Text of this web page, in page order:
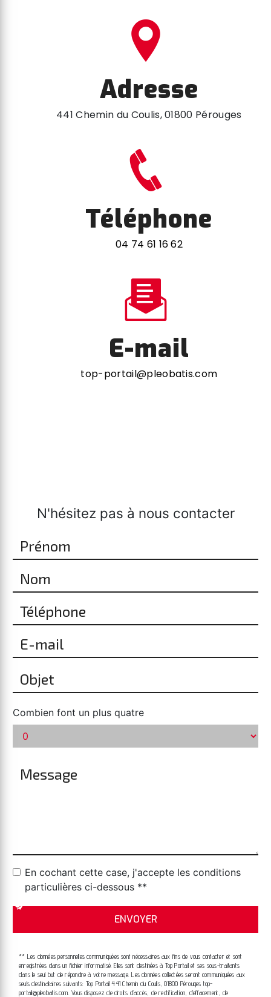
Adresse
441 Chemin du Coulis, 01800 Pérouges
Téléphone
04 74 61 16 62
E-mail
top-portail@pleobatis.com
N'hésitez pas à nous contacter
Combien font un plus quatre
En cochant cette case, j'accepte les conditions
particulières ci-dessous **
ENVOYER
** Les données personnelles communiquées sont nécessaires aux fins de vous contacter et sont
enregistrées dans un fichier informatisé. Elles sont destinées à Top Portail et ses sous-traitants
dans le seul but de répondre à votre message. Les données collectées seront communiquées aux
seuls destinataires suivants: Top Portail 441 Chemin du Coulis, 01800 Pérouges top-
portail@pleobatis.com. Vous disposez de droits d’accès, de rectification, d’effacement, de